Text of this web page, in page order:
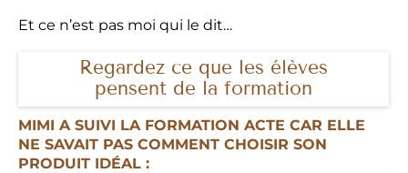
Et ce n’est pas moi qui le dit…
Regardez ce que les élèves
pensent de la formation
MIMI A SUIVI LA FORMATION ACTE CAR ELLE
NE SAVAIT PAS COMMENT CHOISIR SON
PRODUIT IDÉAL :